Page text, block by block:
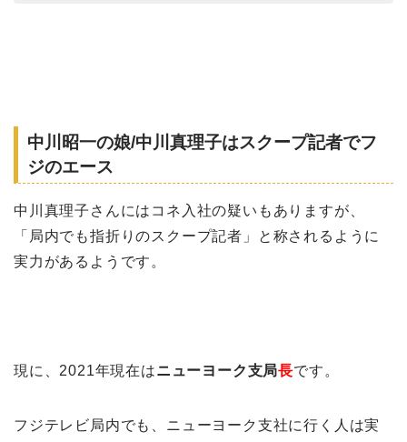
中川昭一の娘/中川真理子はスクープ記者でフ
ジのエース
中川真理子さんにはコネ入社の疑いもありますが、
「局内でも指折りのスクープ記者」と称されるように
実力があるようです。
現に、2021年現在はニューヨーク支局長です。
フジテレビ局内でも、ニューヨーク支社に行く人は実